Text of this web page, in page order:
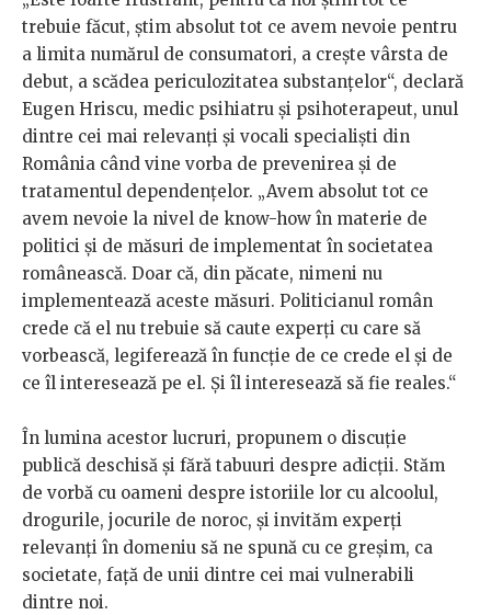
trebuie făcut, știm absolut tot ce avem nevoie pentru
a limita numărul de consumatori, a crește vârsta de
debut, a scădea periculozitatea substanțelor“, declară
Eugen Hriscu, medic psihiatru și psihoterapeut, unul
dintre cei mai relevanți și vocali specialiști din
România când vine vorba de prevenirea și de
tratamentul dependențelor. „Avem absolut tot ce
avem nevoie la nivel de know-how în materie de
politici și de măsuri de implementat în societatea
românească. Doar că, din păcate, nimeni nu
implementează aceste măsuri. Politicianul român
crede că el nu trebuie să caute experți cu care să
vorbească, legiferează în funcție de ce crede el și de
ce îl interesează pe el. Și îl interesează să fie reales.“
În lumina acestor lucruri, propunem o discuție
publică deschisă și fără tabuuri despre adicții. Stăm
de vorbă cu oameni despre istoriile lor cu alcoolul,
drogurile, jocurile de noroc, și invităm experți
relevanți în domeniu să ne spună cu ce greșim, ca
societate, față de unii dintre cei mai vulnerabili
dintre noi.